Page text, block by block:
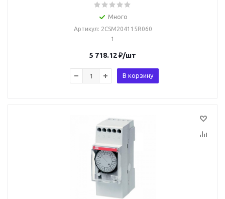
Много
Артикул: 2CSM204115R060
1
5 718.12₽/шт
В корзину